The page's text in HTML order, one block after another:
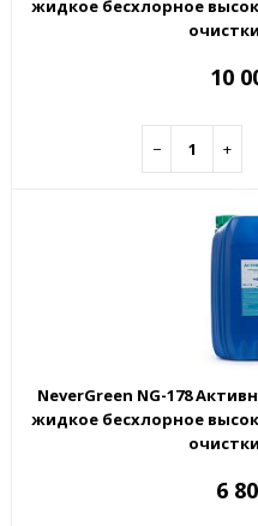
жидкое бесхлорное
10
− +
NeverGreen NG-178
жидкое бесхлорное
6